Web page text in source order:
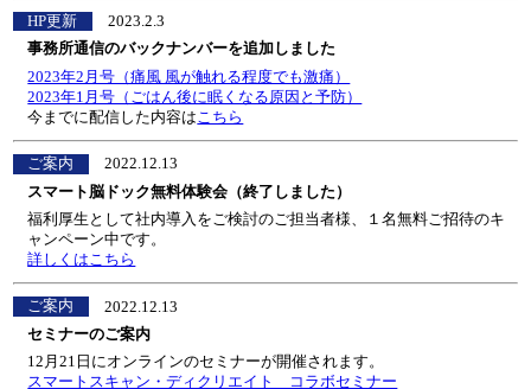
HP更新
2023.2.3
事務所通信のバックナンバーを追加しました
2023年2月号（痛風 風が触れる程度でも激痛）
2023年1月号（ごはん後に眠くなる原因と予防）
今までに配信した内容はこちら
ご案内
2022.12.13
スマート脳ドック無料体験会（終了しました）
福利厚生として社内導入をご検討のご担当者様、１名無料ご招待のキ
ャンペーン中です。
詳しくはこちら
ご案内
2022.12.13
セミナーのご案内
12月21日にオンラインのセミナーが開催されます。
スマートスキャン・ディクリエイト コラボセミナー